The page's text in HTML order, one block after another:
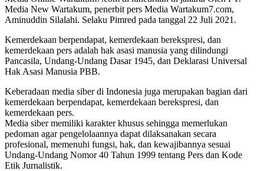
Media New Wartakum, penerbit pers Media Wartakum7.com,
Aminuddin Silalahi. Selaku Pimred pada tanggal 22 Juli 2021.
Kemerdekaan berpendapat, kemerdekaan berekspresi, dan
kemerdekaan pers adalah hak asasi manusia yang dilindungi
Pancasila, Undang-Undang Dasar 1945, dan Deklarasi Universal
Hak Asasi Manusia PBB.
Keberadaan media siber di Indonesia juga merupakan bagian dari
kemerdekaan berpendapat, kemerdekaan berekspresi, dan
kemerdekaan pers.
Media siber memiliki karakter khusus sehingga memerlukan
pedoman agar pengelolaannya dapat dilaksanakan secara
profesional, memenuhi fungsi, hak, dan kewajibannya sesuai
Undang-Undang Nomor 40 Tahun 1999 tentang Pers dan Kode
Etik Jurnalistik.